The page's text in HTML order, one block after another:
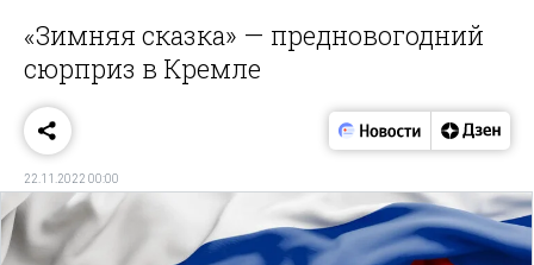
«Зимняя сказка» — предновогодний
сюрприз в Кремле
22.11.2022 00:00